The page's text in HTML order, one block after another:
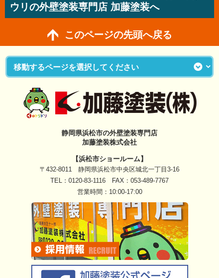
ウリの外壁塗装専門店 加藤塗装へ
このページの先頭へ戻る
静岡県浜松市の外壁塗装専門店
加藤塗装株式会社
【浜松市ショールーム】
〒432-8011 静岡県浜松市中央区城北一丁目3-16
TEL： 0120-83-1116 FAX：053-489-7767
営業時間：10:00-17:00